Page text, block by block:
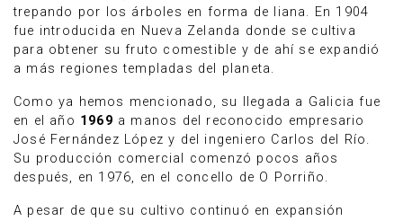
trepando por los árboles en forma de liana. En 1904
fue introducida en Nueva Zelanda donde se cultiva
para obtener su fruto comestible y de ahí se expandió
a más regiones templadas del planeta.
Como ya hemos mencionado, su llegada a Galicia fue
en el año 1969 a manos del reconocido empresario
José Fernández López y del ingeniero Carlos del Río.
Su producción comercial comenzó pocos años
después, en 1976, en el concello de O Porriño.
A pesar de que su cultivo continuó en expansión